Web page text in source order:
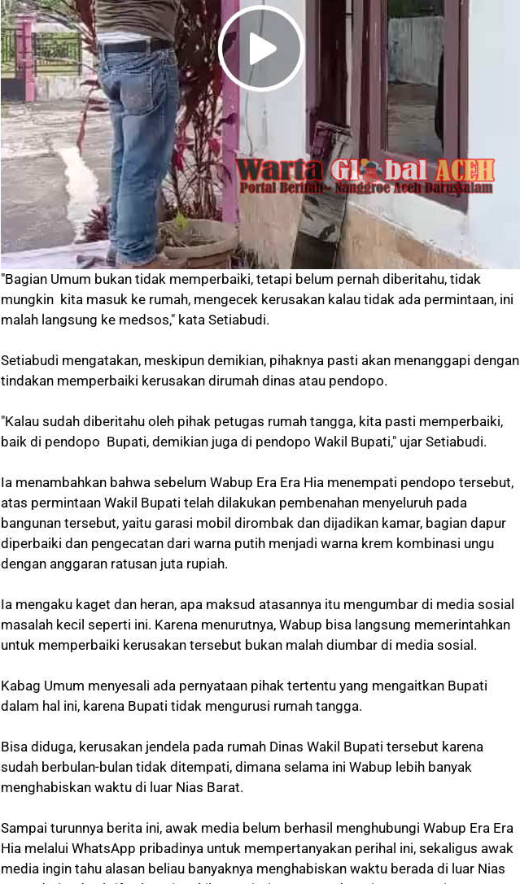
"Bagian Umum bukan tidak memperbaiki, tetapi belum pernah diberitahu, tidak
mungkin kita masuk ke rumah, mengecek kerusakan kalau tidak ada permintaan, ini
malah langsung ke medsos," kata Setiabudi.
Setiabudi mengatakan, meskipun demikian, pihaknya pasti akan menanggapi dengan
tindakan memperbaiki kerusakan dirumah dinas atau pendopo.
"Kalau sudah diberitahu oleh pihak petugas rumah tangga, kita pasti memperbaiki,
baik di pendopo Bupati, demikian juga di pendopo Wakil Bupati," ujar Setiabudi.
Ia menambahkan bahwa sebelum Wabup Era Era Hia menempati pendopo tersebut,
atas permintaan Wakil Bupati telah dilakukan pembenahan menyeluruh pada
bangunan tersebut, yaitu garasi mobil dirombak dan dijadikan kamar, bagian dapur
diperbaiki dan pengecatan dari warna putih menjadi warna krem kombinasi ungu
dengan anggaran ratusan juta rupiah.
Ia mengaku kaget dan heran, apa maksud atasannya itu mengumbar di media sosial
masalah kecil seperti ini. Karena menurutnya, Wabup bisa langsung memerintahkan
untuk memperbaiki kerusakan tersebut bukan malah diumbar di media sosial.
Kabag Umum menyesali ada pernyataan pihak tertentu yang mengaitkan Bupati
dalam hal ini, karena Bupati tidak mengurusi rumah tangga.
Bisa diduga, kerusakan jendela pada rumah Dinas Wakil Bupati tersebut karena
sudah berbulan-bulan tidak ditempati, dimana selama ini Wabup lebih banyak
menghabiskan waktu di luar Nias Barat.
Sampai turunnya berita ini, awak media belum berhasil menghubungi Wabup Era Era
Hia melalui WhatsApp pribadinya untuk mempertanyakan perihal ini, sekaligus awak
media ingin tahu alasan beliau banyaknya menghabiskan waktu berada di luar Nias